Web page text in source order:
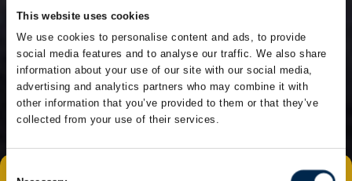
This website uses cookies
We use cookies to personalise content and ads, to provide
social media features and to analyse our traffic. We also share
information about your use of our site with our social media,
advertising and analytics partners who may combine it with
other information that you’ve provided to them or that they’ve
collected from your use of their services.